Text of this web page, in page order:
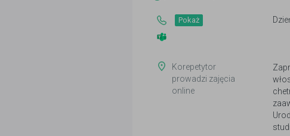
Pokaż
Korepetytor
prowadzi zajęcia
online